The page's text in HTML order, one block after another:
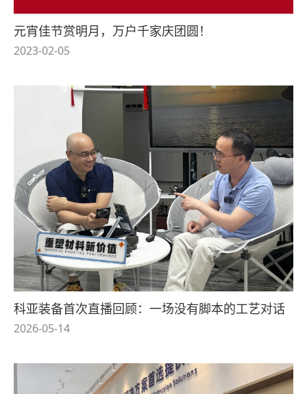
元宵佳节赏明月，万户千家庆团圆！
2023-02-05
科亚装备首次直播回顾：一场没有脚本的工艺对话
2026-05-14